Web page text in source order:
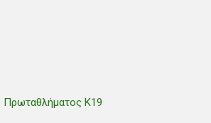
Πρωταθλήματος Κ19